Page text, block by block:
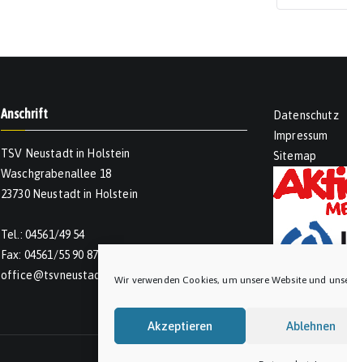
Wir verwenden Cookies, um unsere Website und
Akzeptieren Ablehnen
Anschrift
TSV Neustadt in Holstein
Waschgrabenallee 18
23730 Neustadt in Holstein
Tel.: 04561/49 54
Fax: 04561/55 90 874
office@tsvneustadt.de
Datenschutz
Impressum
Sitemap